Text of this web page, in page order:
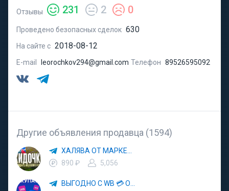
Отзывы 231 2 0
Проведено безопасных сделок 630
На сайте с 2018-08-12
E-mail leorochkov294@gmail.com Телефон 89526595092
Другие объявления продавца (1594)
890 ₽
5,056